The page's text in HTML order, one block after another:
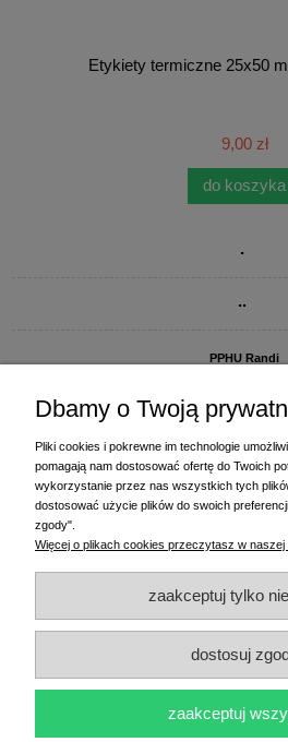
Etykiety termiczne 25x50
9,00 zł
do koszyka
.
..
PPHU Randi
ul. Starogardzka 77 (wjazd
+48 58 770 31 80
-
+48 58 770 31 83- wyceny i
- Krzysztof - drukowanie
(+48) 602 794 901- Sebastian - wyceny i
Dbamy o Twoją
Pliki cookies i pokrewne im technologie
pomagają nam dostosować ofertę do Twoich
wykorzystanie przez nas wszystkich tych
dostosować użycie plików do swoich
zgody".
Więcej o plikach cookies przeczytasz w naszej
zaakceptuj tylko
dostosuj
zaakceptuj